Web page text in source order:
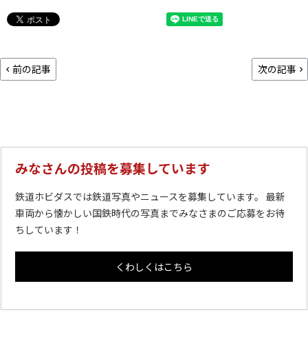
前の記事 次の記事
みなさんの投稿を募集しています
鉄道ホビダスでは鉄道写真やニュースを募集しています。 最新
車両から懐かしい国鉄時代の写真までみなさまのご応募をお待
ちしています！
くわしくはこちら